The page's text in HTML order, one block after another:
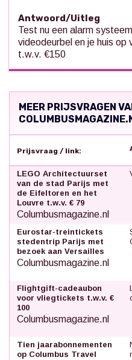
Antwoord/Uitleg
Test nu een alarm
videodeurbel en je huis op
t.w.v. €150
MEER PRIJSVRAGEN
Prijsvraag / link:
LEGO Architectuurset
van de stad Parijs met
de Eifeltoren en het
Louvre t.w.v. € 79
Columbusmagazine.nl
Eurostar-treintickets
stedentrip Parijs met
bezoek aan Versailles
Columbusmagazine.nl
Flightgift-cadeaubon
voor vliegtickets t.w.v. €
100
Columbusmagazine.nl
Tien jaarabonnementen
op Columbus Travel